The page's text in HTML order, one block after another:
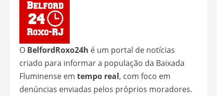
O BelfordRoxo24h é um portal de notícias
criado para informar a população da Baixada
Fluminense em tempo real, com foco em
denúncias enviadas pelos próprios moradores.